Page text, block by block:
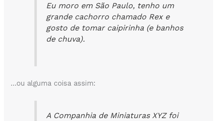
Eu moro em São Paulo, tenho um
grande cachorro chamado Rex e
gosto de tomar caipirinha (e banhos
de chuva).
…ou alguma coisa assim:
A Companhia de Miniaturas XYZ foi